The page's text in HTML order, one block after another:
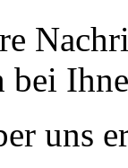
bei
uns